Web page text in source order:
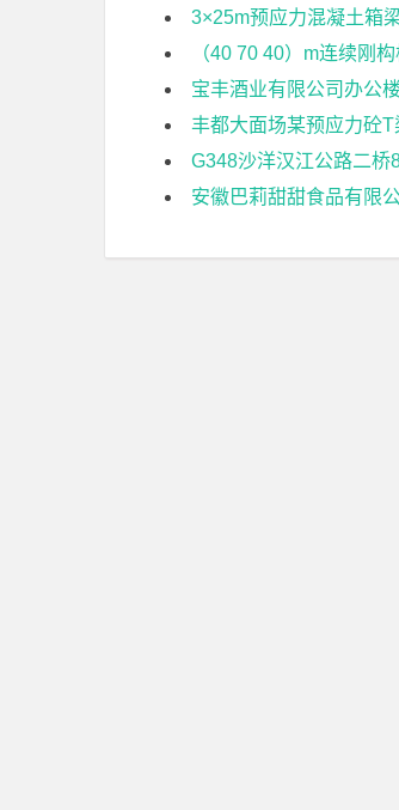
3×25m预应力混凝土箱
（40 70 40）m连续刚
宝丰酒业有限公司办公
丰都大面场某预应力砼
G348沙洋汉江公路二桥
安徽巴莉甜甜食品有限